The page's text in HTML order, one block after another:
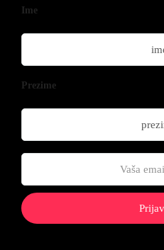
Ime
Prezime